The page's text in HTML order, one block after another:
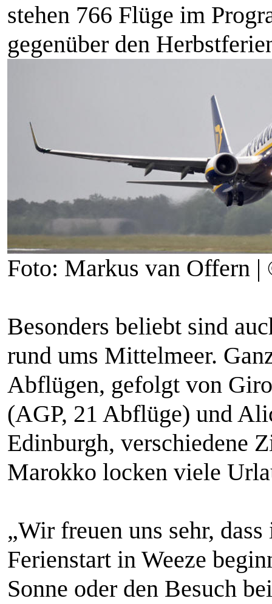
stehen 766 Flüge im
gegenüber den
Foto: Markus van Offern
Besonders beliebt sind
rund ums Mittelmeer.
Abflügen, gefolgt von
(AGP, 21 Abflüge) und
Edinburgh, verschiedene
Marokko locken viele
„Wir freuen uns sehr,
Ferienstart in Weeze
Sonne oder den Besuch